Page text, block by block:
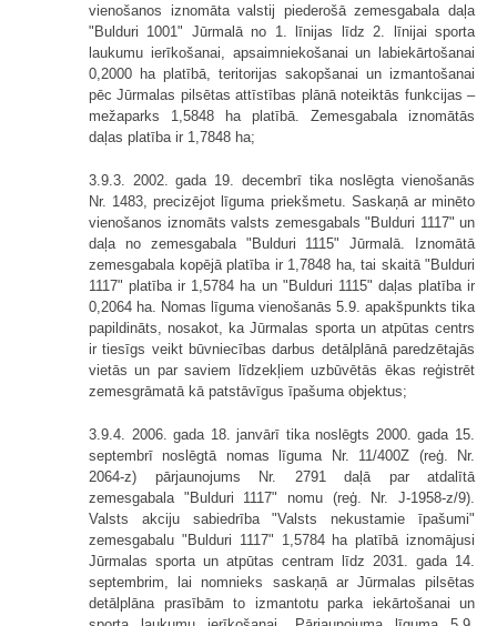
vienošanos iznomāta valstij piederošā zemesgabala daļa
"Bulduri 1001" Jūrmalā no 1. līnijas līdz 2. līnijai sporta
laukumu ierīkošanai, apsaimniekošanai un labiekārtošanai
0,2000 ha platībā, teritorijas sakopšanai un izmantošanai
pēc Jūrmalas pilsētas attīstības plānā noteiktās funkcijas –
mežaparks 1,5848 ha platībā. Zemesgabala iznomātās
daļas platība ir 1,7848 ha;
3.9.3. 2002. gada 19. decembrī tika noslēgta vienošanās
Nr. 1483, precizējot līguma priekšmetu. Saskaņā ar minēto
vienošanos iznomāts valsts zemesgabals "Bulduri 1117" un
daļa no zemesgabala "Bulduri 1115" Jūrmalā. Iznomātā
zemesgabala kopējā platība ir 1,7848 ha, tai skaitā "Bulduri
1117" platība ir 1,5784 ha un "Bulduri 1115" daļas platība ir
0,2064 ha. Nomas līguma vienošanās 5.9. apakšpunkts tika
papildināts, nosakot, ka Jūrmalas sporta un atpūtas centrs
ir tiesīgs veikt būvniecības darbus detālplānā paredzētajās
vietās un par saviem līdzekļiem uzbūvētās ēkas reģistrēt
zemesgrāmatā kā patstāvīgus īpašuma objektus;
3.9.4. 2006. gada 18. janvārī tika noslēgts 2000. gada 15.
septembrī noslēgtā nomas līguma Nr. 11/400Z (reģ. Nr.
2064-z) pārjaunojums Nr. 2791 daļā par atdalītā
zemesgabala "Bulduri 1117" nomu (reģ. Nr. J-1958-z/9).
Valsts akciju sabiedrība "Valsts nekustamie īpašumi"
zemesgabalu "Bulduri 1117" 1,5784 ha platībā iznomājusi
Jūrmalas sporta un atpūtas centram līdz 2031. gada 14.
septembrim, lai nomnieks saskaņā ar Jūrmalas pilsētas
detālplāna prasībām to izmantotu parka iekārtošanai un